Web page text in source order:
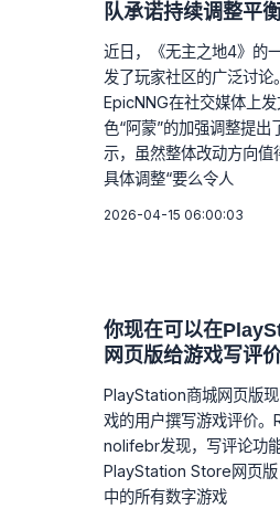
队承诺持续调整平
近日，《无主之地4》的
发了玩家社区的广泛讨论
EpicNNG在社交媒体上
色“阿蒙”的加强调整提出
示，虽然整体改动方向值
具体调整“要么令人
2026-04-15 06:00:03
你现在可以在
网页版给游戏写评
PlayStation商城网页版
戏的用户撰写游戏评价
nolifebr发现，写评论功
PlayStation Store网页版
中的所有数字游戏